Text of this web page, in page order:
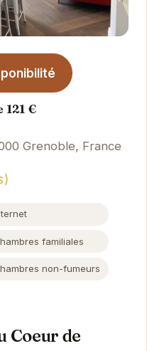
121 €
Grenoble, France
familiales
non-fumeurs
Coeur de